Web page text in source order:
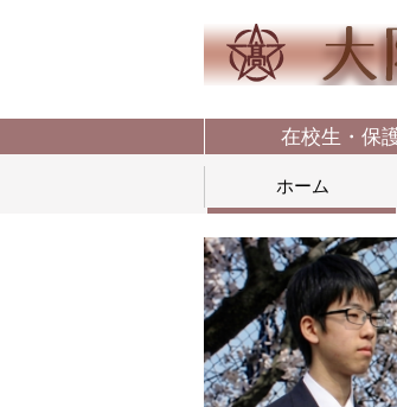
在校生・保
ホーム